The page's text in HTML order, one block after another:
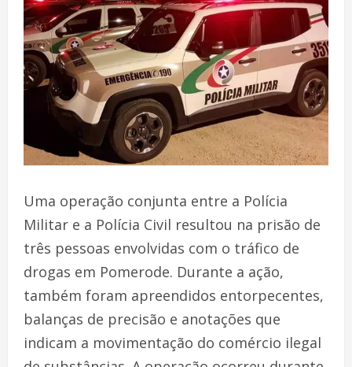
Uma operação conjunta entre a Polícia
Militar e a Polícia Civil resultou na prisão de
três pessoas envolvidas com o tráfico de
drogas em Pomerode. Durante a ação,
também foram apreendidos entorpecentes,
balanças de precisão e anotações que
indicam a movimentação do comércio ilegal